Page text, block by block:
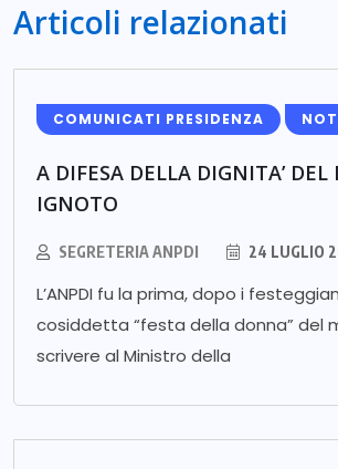
Articoli relazionati
COMUNICATI PRESIDENZA
A DIFESA DELLA DIGNITA’
IGNOTO
SEGRETERIA ANPDI 24 LUGLIO
L’ANPDI fu la prima, dopo i
cosiddetta “festa della donna” del
scrivere al Ministro della